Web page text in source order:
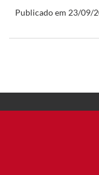
Publicado em 23/09/